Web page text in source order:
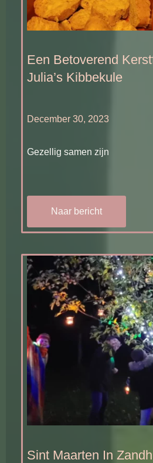
Een Betoverend
Julia’s Kibbekule
December 30, 2023
Gezellig samen zijn
Naar bericht
Sint Maarten In